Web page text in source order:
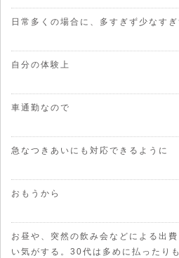
日常多くの場合に、多すぎず少なすぎ
自分の体験上
車通勤なので
急なつきあいにも対応できるように
おもうから
お昼や、突然の飲み会などによる出
い気がする。30代は多めに払ったり